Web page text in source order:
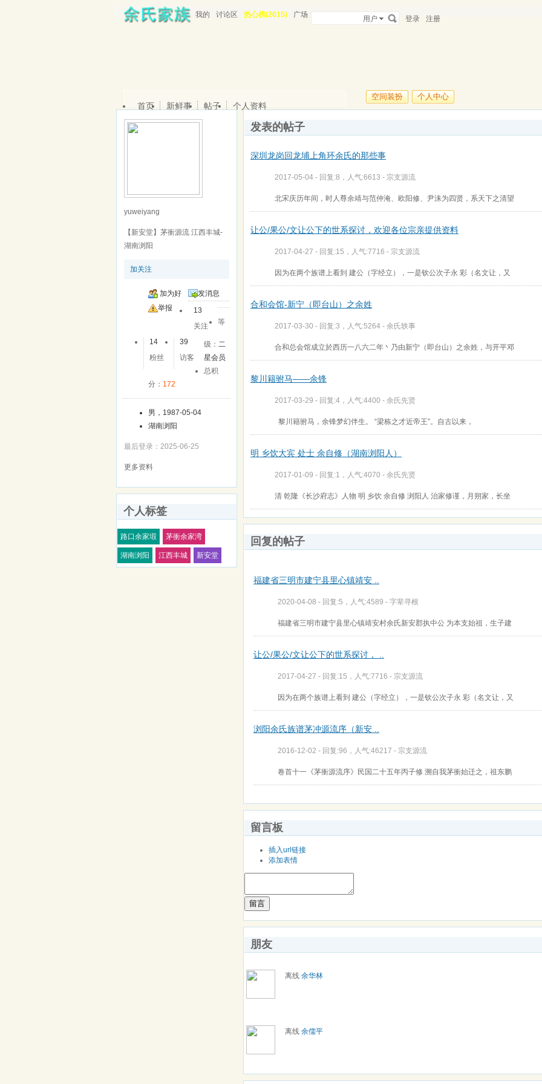
我的 讨论区 热心榜(2015) 广场 用户 登录 注册
空间装扮 个人中心
首页 新鲜事 帖子 个人资料
yuweiyang
【新安堂】茅衝源流 江西丰城-
湖南浏阳
加关注
加为好
友
发消息
举报
13
关注
14
粉丝
39
访客
等
级：二
星会员
总积
分： 172
男，1987-05-04
湖南浏阳
最后登录：2025-06-25
更多资料
个人标签
路口余家塅 茅衝余家湾
湖南浏阳 江西丰城 新安堂
发表的帖子
深圳龙岗回龙埔上角环余氏的那些事
2017-05-04 - 回复:8，人气:6613 - 宗支源流
北宋庆历年间，时人尊余靖与范仲淹、欧阳修、尹洙为四贤，系天下之清望
让公/果公/文让公下的世系探讨，欢迎各位宗亲提供资料
2017-04-27 - 回复:15，人气:7716 - 宗支源流
因为在两个族谱上看到 建公（字经立），一是钦公次子永 彩（名文让，又
合和会馆-新宁（即台山）之余姓
2017-03-30 - 回复:3，人气:5264 - 余氏轶事
合和总会馆成立於西历一八六二年丶乃由新宁（即台山）之余姓，与开平邓
黎川籍驸马——余锋
2017-03-29 - 回复:4，人气:4400 - 余氏先贤
黎川籍驸马，余锋梦幻伴生。 “梁栋之才近帝王”。自古以来，
明 乡饮大宾 处士 余自修（湖南浏阳人）
2017-01-09 - 回复:1，人气:4070 - 余氏先贤
清 乾隆《长沙府志》人物 明 乡饮 余自修 浏阳人 治家修谨，月朔家，长坐
回复的帖子
福建省三明市建宁县里心镇靖安 ..
2020-04-08 - 回复:5，人气:4589 - 字辈寻根
福建省三明市建宁县里心镇靖安村余氏新安郡执中公 为本支始祖，生子建
让公/果公/文让公下的世系探讨， ..
2017-04-27 - 回复:15，人气:7716 - 宗支源流
因为在两个族谱上看到 建公（字经立），一是钦公次子永 彩（名文让，又
浏阳余氏族谱茅冲源流序（新安 ..
2016-12-02 - 回复:96，人气:46217 - 宗支源流
卷首十一《茅衝源流序》民国二十五年丙子修 溯自我茅衝始迁之，祖东鹏
留言板
插入url链接
添加表情
留言
朋友
离线 余华林
离线 余儒平